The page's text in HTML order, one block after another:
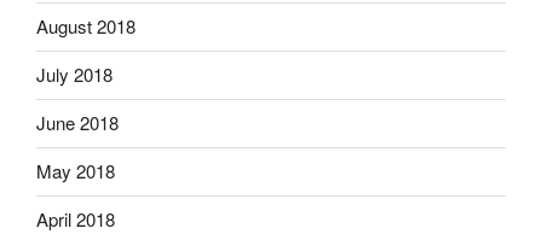
August 2018
July 2018
June 2018
May 2018
April 2018